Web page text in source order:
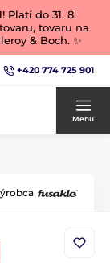
Platí do 31. 8.
tovaru na
& Boch. ✨
+420 774 725 901
Menu